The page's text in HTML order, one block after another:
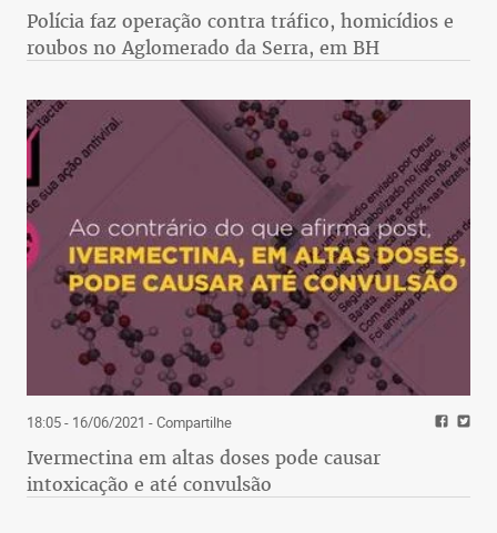
Polícia faz operação contra tráfico, homicídios e
roubos no Aglomerado da Serra, em BH
18:05 - 16/06/2021 - Compartilhe
Ivermectina em altas doses pode causar
intoxicação e até convulsão